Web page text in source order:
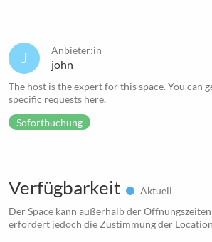
J Anbieter:in
john
The host is the expert for this space. You can
specific requests here.
Sofortbuchung
Verfügbarkeit
Aktuell
Der Space kann außerhalb der
erfordert jedoch die Zustimmung der